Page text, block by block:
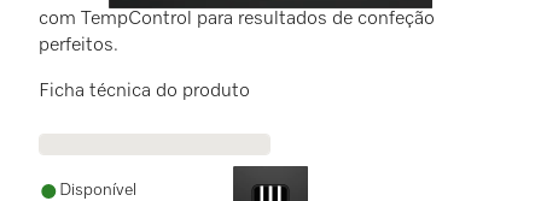
com TempControl para resultados de confeção
perfeitos.
Ficha técnica do produto
Disponível